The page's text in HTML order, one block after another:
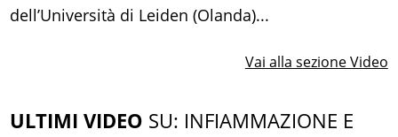
dell’Università di Leiden (Olanda)...
Vai alla sezione Video
ULTIMI VIDEO SU: INFIAMMAZIONE E